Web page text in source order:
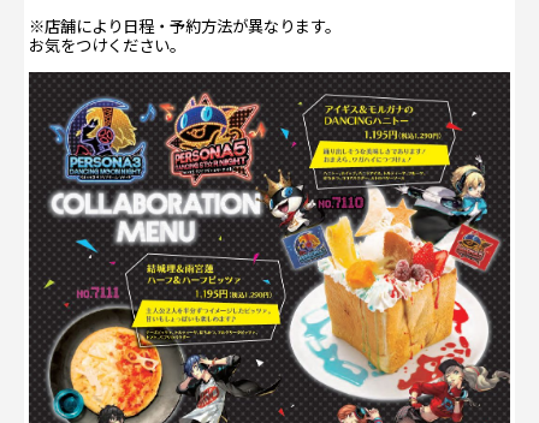
※店舗により日程・予約方法が異なります。
お気をつけください。